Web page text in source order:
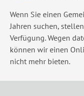
Wenn Sie einen
Jahren suchen,
Verfügung. Wegen
können wir einen
nicht mehr bieten.